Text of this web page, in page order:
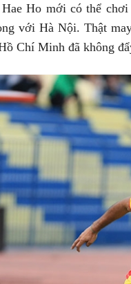
Ho mới có thể
với Hà Nội. Thật
Chí Minh đã không